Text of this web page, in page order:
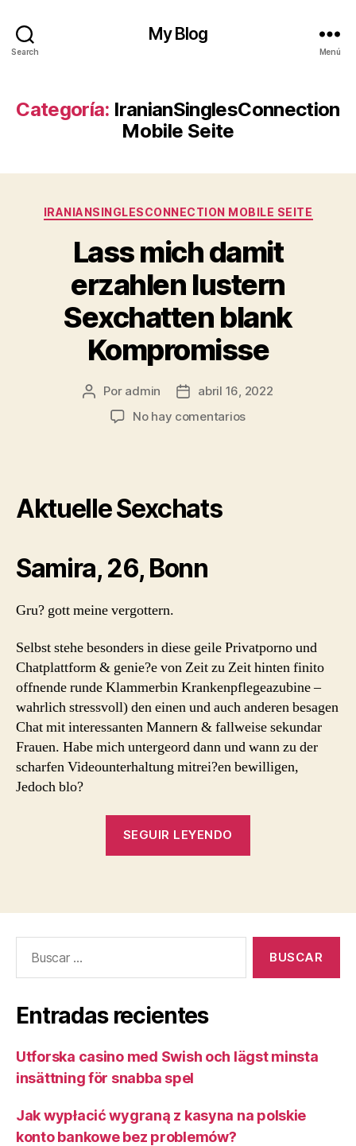
Search
My Blog
Menú
Categoría: IranianSinglesConnection
Mobile Seite
Categorías
IRANIANSINGLESCONNECTION MOBILE SEITE
Lass mich damit
erzahlen lustern
Sexchatten blank
Kompromisse
Autor
Por admin
Fechaabril 16, 2022
No hay comentariosen
Aktuelle Sexchats
Samira, 26, Bonn
Gru? gott meine vergottern.
Selbst stehe besonders in diese geile Privatporno und
Chatplattform & genie?e von Zeit zu Zeit hinten finito
offnende runde Klammerbin Krankenpflegeazubine –
wahrlich stressvoll) den einen und auch anderen besagen
Chat mit interessanten Mannern & fallweise sekundar
Frauen. Habe mich untergeord dann und wann zu der
scharfen Videounterhaltung mitrei?en bewilligen,
Jedoch blo?
SEGUIR LEYENDO
lustern
blank
Kompromisse»
Entradas recientes
Utforska casino med Swish och lägst minsta
insättning för snabba spel
Jak wypłacić wygraną z kasyna na polskie
konto bankowe bez problemów?